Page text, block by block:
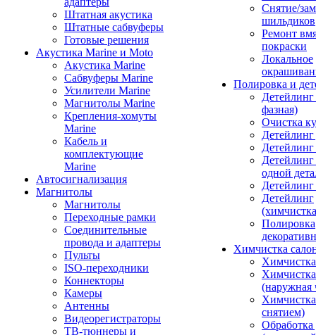
Штатная акустика
Штатные сабвуферы
Готовые решения
Акустика Marine и Moto
Акустика Marine
Сабвуферы Marine
Усилители Marine
Магнитолы Marine
Крепления-хомуты
Marine
Кабель и
комплектующие
Marine
Автосигнализация
Магнитолы
Магнитолы
Переходные рамки
Соединительные
провода и адаптеры
Пульты
ISO-переходники
Коннекторы
Камеры
Антенны
Видеорегистраторы
ТВ-тюннеры и
Снятие/
шильдиков
Ремонт
покраски
Локальное
Полировка и
фазная)
Очистка
Детейлинг
одной
Детейлинг
Полировка
Химчистка
(наружная
снятием)
Обработка